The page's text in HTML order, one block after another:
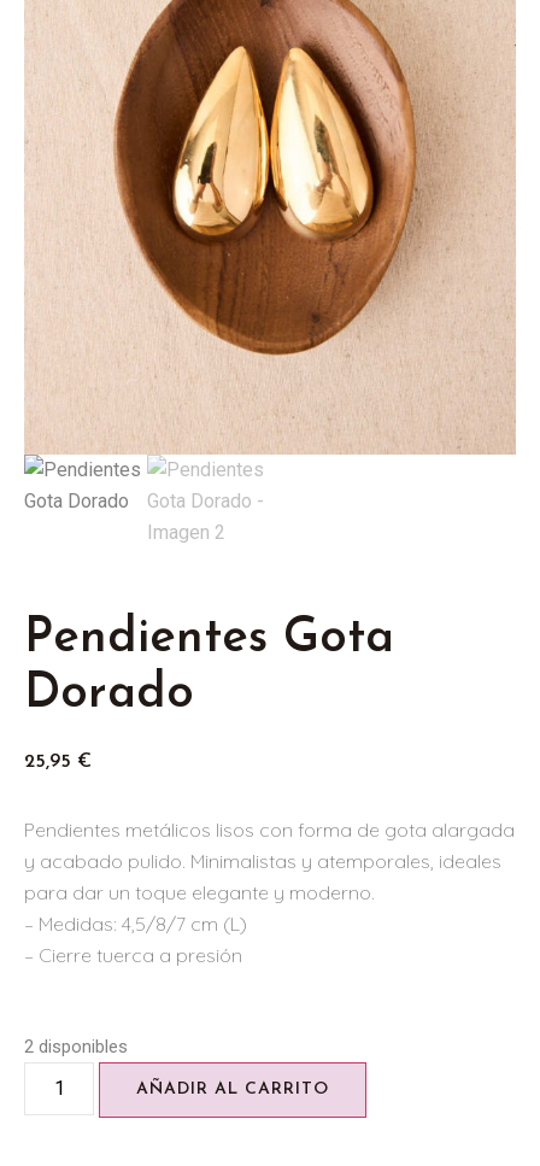
Pendientes Gota
Dorado
25,95 €
Pendientes metálicos lisos con forma de gota alargada
y acabado pulido. Minimalistas y atemporales, ideales
para dar un toque elegante y moderno.
– Medidas: 4,5/8/7 cm (L)
– Cierre tuerca a presión
2 disponibles
AÑADIR AL CARRITO